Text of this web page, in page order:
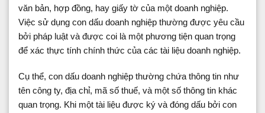
văn bản, hợp đồng, hay giấy tờ của một doanh nghiệp.
Việc sử dụng con dấu doanh nghiệp thường được yêu cầu
bởi pháp luật và được coi là một phương tiện quan trọng
để xác thực tính chính thức của các tài liệu doanh nghiệp.
Cụ thể, con dấu doanh nghiệp thường chứa thông tin như
tên công ty, địa chỉ, mã số thuế, và một số thông tin khác
quan trọng. Khi một tài liệu được ký và đóng dấu bởi con